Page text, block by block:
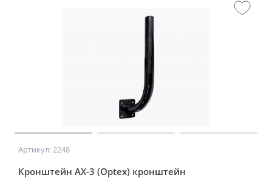
Артикул: 2248
Кронштейн AX-3 (Optex) кронштейн